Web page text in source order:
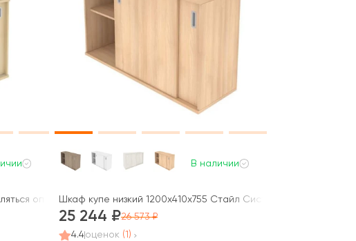
Систем / Metal System
опорным элементом) 112x41x109,8 Метал Систем / Metal System
В наличии
Шкаф купе низкий 1200x410x755 Стайл Систем / Style System
25 244
26 573
4.4оценок (1)